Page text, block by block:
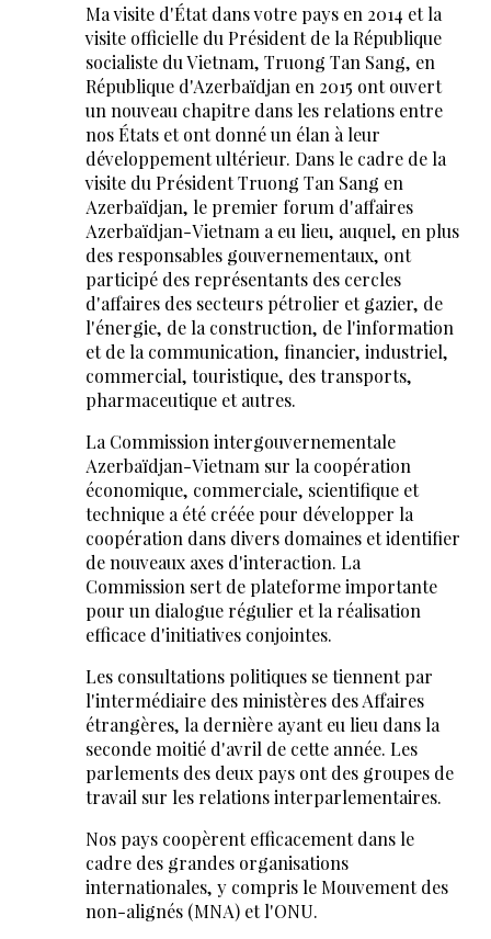
Ma visite d'État dans votre pays en 2014 et la
visite officielle du Président de la République
socialiste du Vietnam, Truong Tan Sang, en
République d'Azerbaïdjan en 2015 ont ouvert
un nouveau chapitre dans les relations entre
nos États et ont donné un élan à leur
développement ultérieur. Dans le cadre de la
visite du Président Truong Tan Sang en
Azerbaïdjan, le premier forum d'affaires
Azerbaïdjan-Vietnam a eu lieu, auquel, en plus
des responsables gouvernementaux, ont
participé des représentants des cercles
d'affaires des secteurs pétrolier et gazier, de
l'énergie, de la construction, de l'information
et de la communication, financier, industriel,
commercial, touristique, des transports,
pharmaceutique et autres.
La Commission intergouvernementale
Azerbaïdjan-Vietnam sur la coopération
économique, commerciale, scientifique et
technique a été créée pour développer la
coopération dans divers domaines et identifier
de nouveaux axes d'interaction. La
Commission sert de plateforme importante
pour un dialogue régulier et la réalisation
efficace d'initiatives conjointes.
Les consultations politiques se tiennent par
l'intermédiaire des ministères des Affaires
étrangères, la dernière ayant eu lieu dans la
seconde moitié d'avril de cette année. Les
parlements des deux pays ont des groupes de
travail sur les relations interparlementaires.
Nos pays coopèrent efficacement dans le
cadre des grandes organisations
internationales, y compris le Mouvement des
non-alignés (MNA) et l'ONU.